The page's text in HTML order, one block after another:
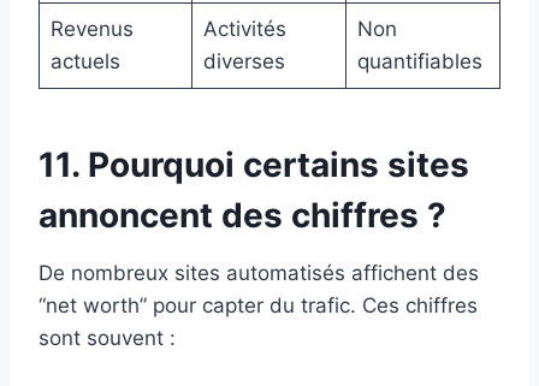
Revenus
actuels
Activités
diverses
Non
quantifiables
11. Pourquoi certains sites
annoncent des chiffres ?
De nombreux sites automatisés affichent des
“net worth” pour capter du trafic. Ces chiffres
sont souvent :